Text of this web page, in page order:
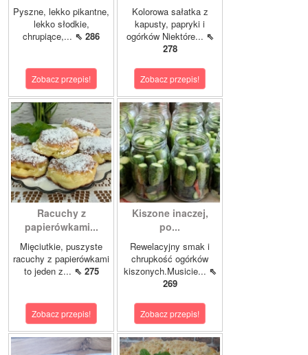
Pyszne, lekko pikantne,
lekko słodkie,
chrupiące,... ⇖ 286
Zobacz przepis!
Kolorowa sałatka z
kapusty, papryki i
ogórków Niektóre... ⇖
278
Zobacz przepis!
Racuchy z
papierówkami...
Mięciutkie, puszyste
racuchy z papierówkami
to jeden z... ⇖ 275
Zobacz przepis!
Kiszone inaczej,
po...
Rewelacyjny smak i
chrupkość ogórków
kiszonych.Musicie... ⇖
269
Zobacz przepis!